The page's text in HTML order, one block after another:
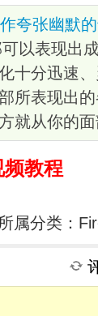
夸张幽默
以表现出
十分迅速
所表现出
就从你的
教程
所属分类：